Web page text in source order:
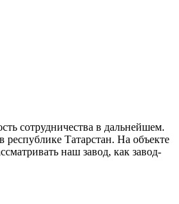
сотрудничества в дальнейшем.
Татарстан. На объекте
наш завод, как завод-